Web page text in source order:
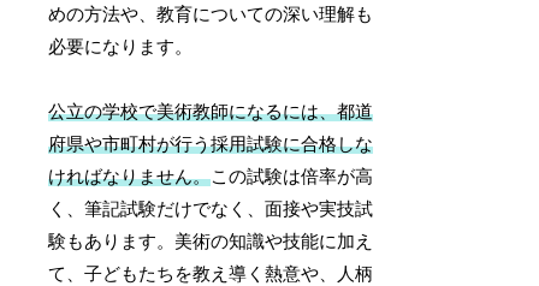
めの方法や、教育についての深い理解も
必要になります。
公立の学校で美術教師になるには、都道
府県や市町村が行う採用試験に合格しな
ければなりません。この試験は倍率が高
く、筆記試験だけでなく、面接や実技試
験もあります。美術の知識や技能に加え
て、子どもたちを教え導く熱意や、人柄